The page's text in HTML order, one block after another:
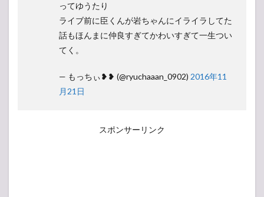
ってゆうたり
ライブ前に臣くんが岩ちゃんにイライラしてた
話もほんまに仲良すぎてかわいすぎて一生つい
てく。
— もっちぃ❥❥ (@ryuchaaan_0902) 2016年11
月21日
スポンサーリンク